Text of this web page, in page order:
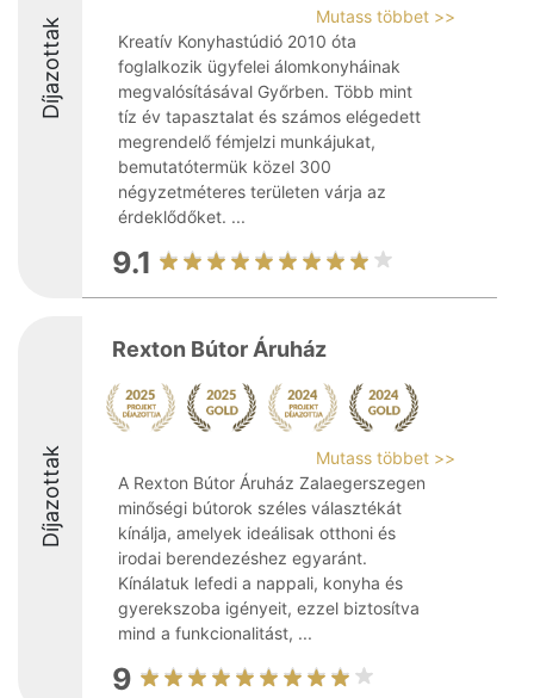
Díjazottak
Mutass többet >>
Kreatív Konyhastúdió 2010 óta
foglalkozik ügyfelei álomkonyháinak
megvalósításával Győrben. Több mint
tíz év tapasztalat és számos elégedett
megrendelő fémjelzi munkájukat,
bemutatótermük közel 300
négyzetméteres területen várja az
érdeklődőket. ...
9.1
Díjazottak
Rexton Bútor Áruház
Mutass többet >>
A Rexton Bútor Áruház Zalaegerszegen
minőségi bútorok széles választékát
kínálja, amelyek ideálisak otthoni és
irodai berendezéshez egyaránt.
Kínálatuk lefedi a nappali, konyha és
gyerekszoba igényeit, ezzel biztosítva
mind a funkcionalitást, ...
9